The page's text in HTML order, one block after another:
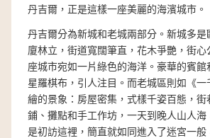
丹吉爾，正是這樣一座美麗的海濱城市。
丹吉爾分為新城和老城兩部分。新城多是
廈林立，街道寬闊筆直，花木爭艷，街
座城市宛如一片綠色的海洋。豪華的賓館
星羅棋布，引人注目。而老城區則如《
繪的景象：房屋密集，式樣千姿百態，街
鋪、攤點和手工作坊，一天到晚人山人海
是初訪這裡，簡直就如同進入了迷宮一般